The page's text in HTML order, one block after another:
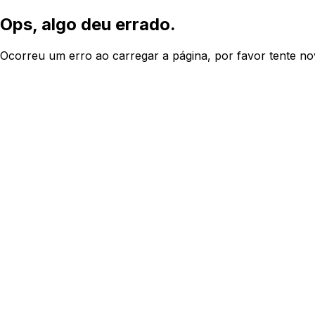
Ops, algo deu errado.
Ocorreu um erro ao carregar a página, por favor tente